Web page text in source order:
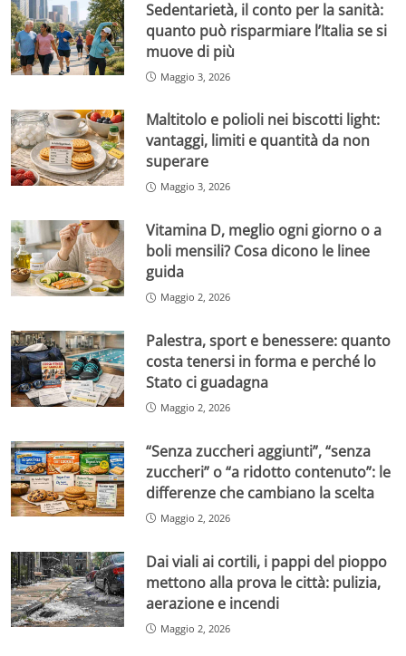
Sedentarietà, il conto per la sanità:
quanto può risparmiare l’Italia se si
muove di più
Maggio 3, 2026
Maltitolo e polioli nei biscotti light:
vantaggi, limiti e quantità da non
superare
Maggio 3, 2026
Vitamina D, meglio ogni giorno o a
boli mensili? Cosa dicono le linee
guida
Maggio 2, 2026
Palestra, sport e benessere: quanto
costa tenersi in forma e perché lo
Stato ci guadagna
Maggio 2, 2026
“Senza zuccheri aggiunti”, “senza
zuccheri” o “a ridotto contenuto”: le
differenze che cambiano la scelta
Maggio 2, 2026
Dai viali ai cortili, i pappi del pioppo
mettono alla prova le città: pulizia,
aerazione e incendi
Maggio 2, 2026